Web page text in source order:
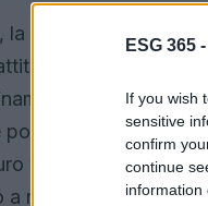
ESG 365 -
If you wish
sensitive
confirm
continue
information
la questione della
pubblico e
e la perdita
sostenibili
vivibile per le
a riconoscere